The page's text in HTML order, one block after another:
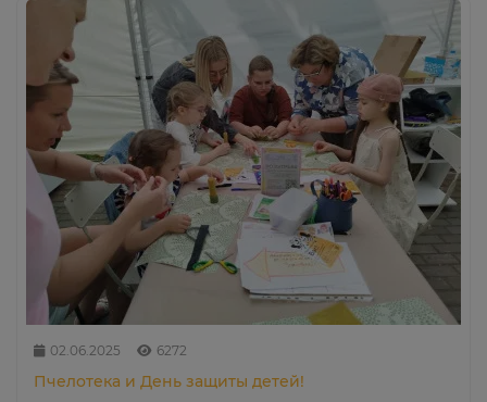
02.06.2025 6272
Пчелотека и День защиты детей!